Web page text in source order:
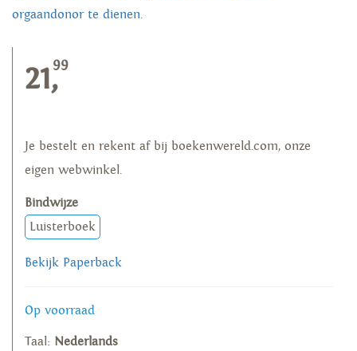
orgaandonor te dienen.
21,99
Je bestelt en rekent af bij boekenwereld.com, onze
eigen webwinkel.
Bindwijze
Luisterboek
Bekijk Paperback
Op voorraad
Taal: Nederlands